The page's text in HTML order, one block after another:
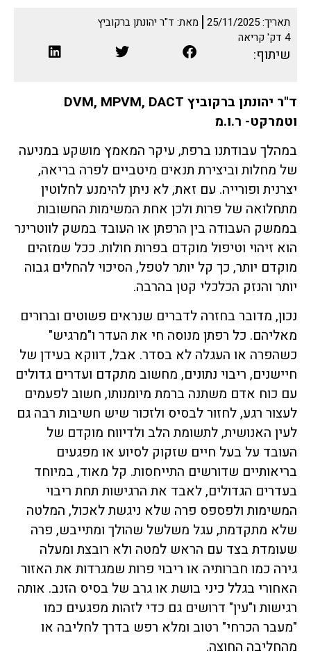
תאריך:25/11/2025 מאת: ד"ר יהונתן ברקוביץ
4 דק' קריאה
שיתוף:
ד"ר יהונתן ברקוביץ DVM, MPVM, DACT
וטמרקט- ר.ו.מ
במהלך עבודתנו ברפת, עיקר המאמץ מושקע במניעה
של מחלות וביצירת תנאים מיטביים לפרה בריאה,
יצרנית ופורייה. עם זאת, לא ניתן להימנע לחלוטין
מתחלואה של פרות ולכן אחת המשימות החשובות
בממשק העבודה בין הרפתן או העובד במשק לווטרינר
הוא זיהוי וטיפול מוקדם בפרות חולות. ככל שמזהים
מוקדם יותר, כך קל יותר לטפל, הסיכוי להחלים גבוה
יותר והנזק הכלכלי קטן בהרבה.
נכון, מדובר בחזרה לדברים שנראים פשוטים וברורים
מאליהם. כל רפתן מנוסה חי את העדר ו"מרגיש"
כשהפרה או העגלה לא בסדר. אבל, דווקא בעידן של
חיישנים, ריבוי נתונים, מחשוב מתקדם ועדרים גדולים
עם כוח אדם משתנה ברמת מיומנותו, חשוב לפעמים
לעצור רגע, לחזור לבסיס ולזכור שיש חשיבות רבה גם
לעין האנושית, לתשומת הלב ולדיווח מוקדם של
העובד על בעל חיים שזקוק לסיוע או מפגעים
בריאותיים שדורשים התייחסות. קל מאוד, במיוחד
בעדרים הגדולים, לאבד את הרגישות תחת ריבוי
המשימות ולפספס פרה שלא ניגשת לאכול, המלטה
שלא מתקדמת, עגל משלשל שהולך ומתייבש, פרה
שעומדת בצד עם הראש למטה ולא רובצת ומעלה
גירה כמו חברותיה או ריבוי פרות שמגרדות את האזור
האחורי בגלל כיני בושת או גרב של בסיס הזנב. אותה
רגישות ו"עין" דרושים גם כדי לזהות מפגעים כמו
"מעבר הכרחי" רטוב ומלא רפש בדרך לחליבה או
מהחליבה החוצה.